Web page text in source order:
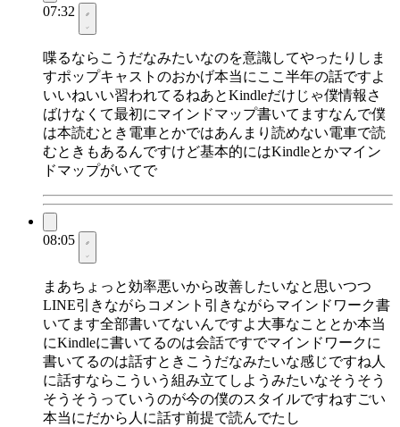
07:32
喋るならこうだなみたいなのを意識してやったりしま
すポップキャストのおかげ本当にここ半年の話ですよ
いいねいい習われてるねあとKindleだけじゃ僕情報さ
ばけなくて最初にマインドマップ書いてますなんで僕
は本読むとき電車とかではあんまり読めない電車で読
むときもあるんですけど基本的にはKindleとかマイン
ドマップがいてで
08:05
まあちょっと効率悪いから改善したいなと思いつつ
LINE引きながらコメント引きながらマインドワーク書
いてます全部書いてないんですよ大事なこととか本当
にKindleに書いてるのは会話ですでマインドワークに
書いてるのは話すときこうだなみたいな感じですね人
に話すならこういう組み立てしようみたいなそうそう
そうそうっていうのが今の僕のスタイルですねすごい
本当にだから人に話す前提で読んでたし